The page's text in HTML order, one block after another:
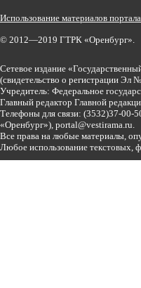
Использование материалов портала
© 2012—2019 ГТРК «Оренбург».
Сетевое издание
(свидетельство о регистрации
Учредитель: Федеральное
Главный редактор Главной
Телефоны для связи: (3532)37-00-
«Оренбург»), portal@vestirama.ru.
Все права на любые материалы,
Любое использование текстовых,